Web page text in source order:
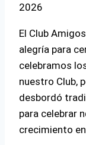
2026
El Club
alegría para
celebramos
nuestro Club,
desbordó
para celebrar
crecimiento